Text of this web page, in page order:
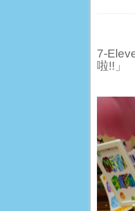
7-
啦!! 」